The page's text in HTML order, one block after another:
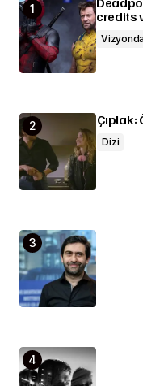
credits
Çıplak:
Dizi